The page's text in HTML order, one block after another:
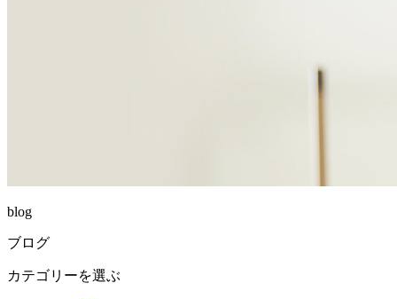
blog
ブログ
カテゴリーを選ぶ